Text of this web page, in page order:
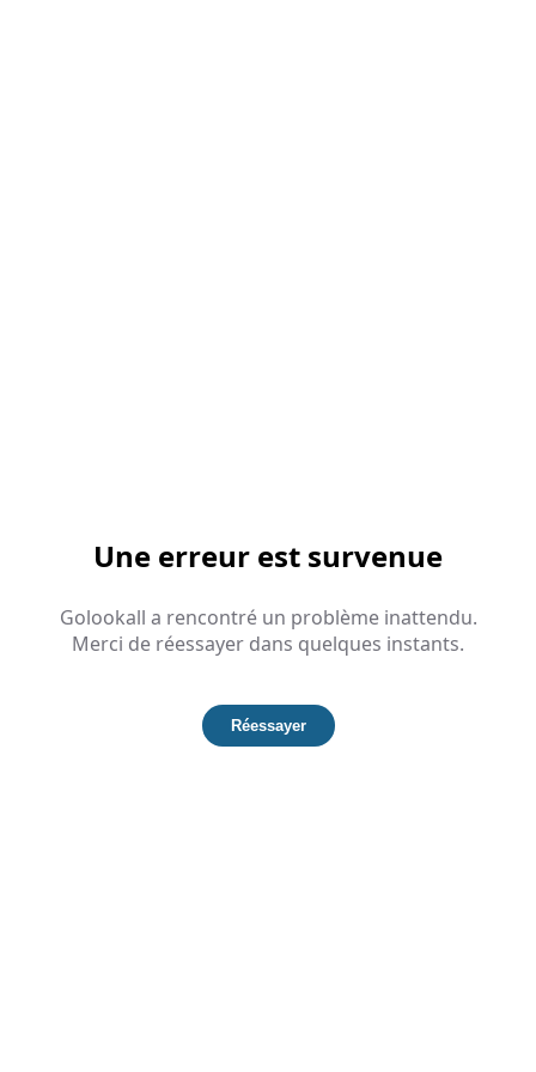
Une erreur est survenue
Golookall a rencontré un problème inattendu.
Merci de réessayer dans quelques instants.
Réessayer